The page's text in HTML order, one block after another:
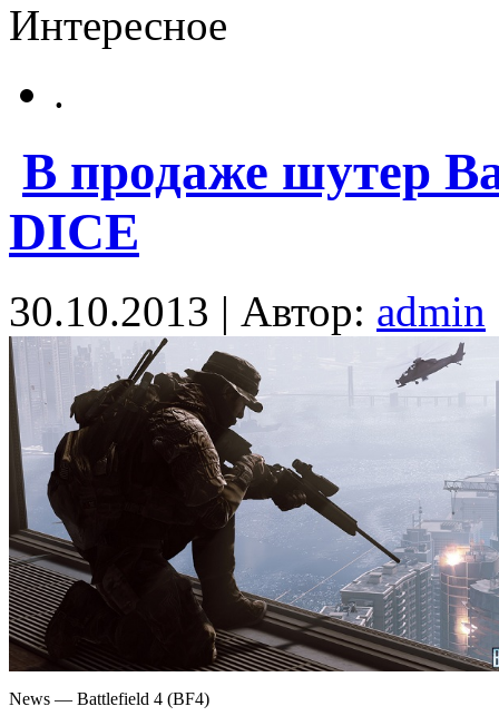
Интересное
.
В продаже шутер
DICE
30.10.2013 | Автор: admin
News — Battlefield 4 (BF4)